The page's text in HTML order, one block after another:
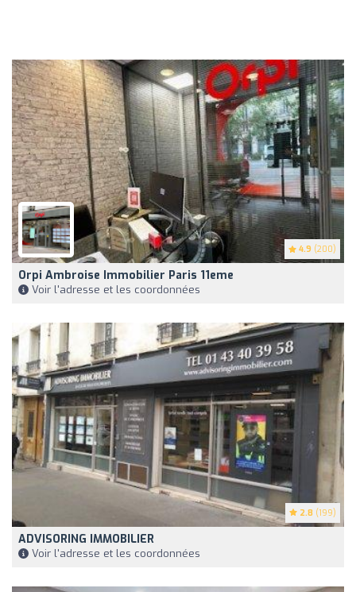
4.9 (200)
Orpi Ambroise Immobilier Paris 11eme
Voir l'adresse et les coordonnées
2.8 (199)
ADVISORING IMMOBILIER
Voir l'adresse et les coordonnées